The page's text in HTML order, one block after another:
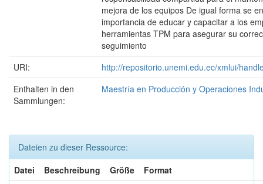
mejora de los equipos De igual forma se
importancia de educar y capacitar a los
herramientas TPM para asegurar su
seguimiento
URI:
http://repositorio.unemi.edu.ec/xmlui/
Enthalten in den
Sammlungen:
Maestría en Producción y Operaciones
Dateien zu dieser Ressource:
Datei
Beschreibung Größe
Format